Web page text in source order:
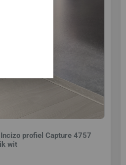
profiel Capture 4757
wit